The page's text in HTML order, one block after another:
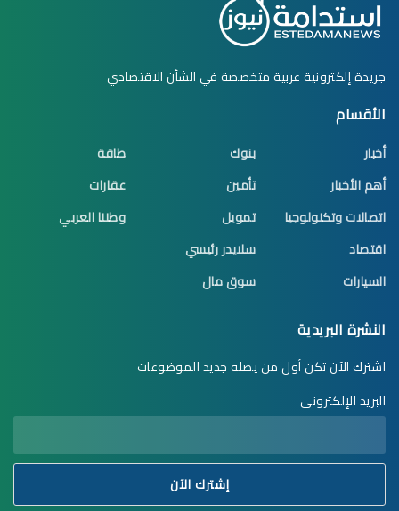
جريدة إلكترونية عربية متخصصة في الشأن الاقتصادي
الأقسام
أخبار
أهم الأخبار
اتصالات وتكنولوجيا
اقتصاد
السيارات
بنوك
تأمين
تمويل
سلايدر رئيسي
سوق مال
طاقة
عقارات
وطننا العربي
النشرة البريدية
اشترك الآن تكن أول من يصله جديد الموضوعات
البريد الإلكتروني